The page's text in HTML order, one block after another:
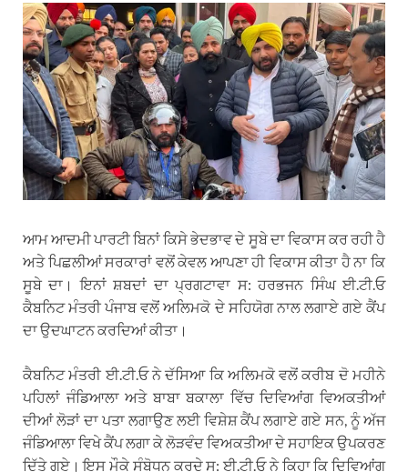
ਆਮ ਆਦਮੀ ਪਾਰਟੀ ਬਿਨਾਂ ਕਿਸੇ ਭੇਦਭਾਵ ਦੇ ਸੂਬੇ ਦਾ ਵਿਕਾਸ ਕਰ ਰਹੀ ਹੈ
ਅਤੇ ਪਿਛਲੀਆਂ ਸਰਕਾਰਾਂ ਵਲੋਂ ਕੇਵਲ ਆਪਣਾ ਹੀ ਵਿਕਾਸ ਕੀਤਾ ਹੈ ਨਾ ਕਿ
ਸੂਬੇ ਦਾ। ਇਨਾਂ ਸ਼ਬਦਾਂ ਦਾ ਪ੍ਰਗਟਾਵਾ ਸ: ਹਰਭਜਨ ਸਿੰਘ ਈ.ਟੀ.ਓ
ਕੈਬਨਿਟ ਮੰਤਰੀ ਪੰਜਾਬ ਵਲੋਂ ਅਲਿਮਕੋ ਦੇ ਸਹਿਯੋਗ ਨਾਲ ਲਗਾਏ ਗਏ ਕੈਂਪ
ਦਾ ਉਦਘਾਟਨ ਕਰਦਿਆਂ ਕੀਤਾ।
ਕੈਬਨਿਟ ਮੰਤਰੀ ਈ.ਟੀ.ਓ ਨੇ ਦੱਸਿਆ ਕਿ ਅਲਿਮਕੋ ਵਲੋਂ ਕਰੀਬ ਦੋ ਮਹੀਨੇ
ਪਹਿਲਾਂ ਜੰਡਿਆਲਾ ਅਤੇ ਬਾਬਾ ਬਕਾਲਾ ਵਿੱਚ ਦਿਵਿਆਂਗ ਵਿਅਕਤੀਆਂ
ਦੀਆਂ ਲੋੜਾਂ ਦਾ ਪਤਾ ਲਗਾਉਣ ਲਈ ਵਿਸ਼ੇਸ਼ ਕੈਂਪ ਲਗਾਏ ਗਏ ਸਨ, ਨੂੰ ਅੱਜ
ਜੰਡਿਆਲਾ ਵਿਖੇ ਕੈਂਪ ਲਗਾ ਕੇ ਲੋੜਵੰਦ ਵਿਅਕਤੀਆ ਦੇ ਸਹਾਇਕ ਉਪਕਰਣ
ਦਿੱਤੇ ਗਏ। ਇਸ ਮੌਕੇ ਸੰਬੋਧਨ ਕਰਦੇ ਸ: ਈ.ਟੀ.ਓ ਨੇ ਕਿਹਾ ਕਿ ਦਿਵਿਆਂਗ